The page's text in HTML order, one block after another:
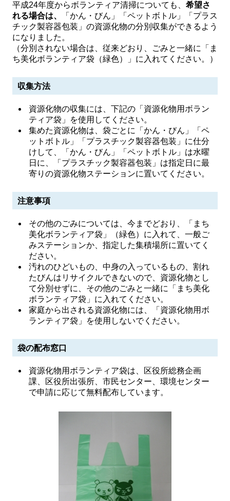
平成24年度からボランティア清掃についても、 希望さ
れる場合は、
「かん・びん」「ペットボトル」「プラス
チック製容器包装」の資源化物の分別収集ができるよう
になりました。
（分別されない場合は、従来どおり、ごみと一緒に「ま
ち美化ボランティア袋（緑色）」に入れてください。）
収集方法
資源化物の収集には、下記の「資源化物用ボラン
ティア袋」を使用してください。
集めた資源化物は、袋ごとに「かん・びん」「ペ
ットボトル」「プラスチック製容器包装」に仕分
けして、「かん・びん」「ペットボトル」は水曜
日に、「プラスチック製容器包装」は指定日に最
寄りの資源化物ステーションに置いてください。
注意事項
その他のごみについては、今までどおり、「まち
美化ボランティア袋」（緑色）に入れて、一般ご
みステーションか、指定した集積場所に置いてく
ださい。
汚れのひどいもの、中身の入っているもの、割れ
たびんはリサイクルできないので、資源化物とし
て分別せずに、その他のごみと一緒に「まち美化
ボランティア袋」に入れてください。
家庭から出される資源化物には、「資源化物用ボ
ランティア袋」を使用しないでください。
袋の配布窓口
資源化物用ボランティア袋は、区役所総務企画
課、区役所出張所、市民センター、環境センター
で申請に応じて無料配布しています。